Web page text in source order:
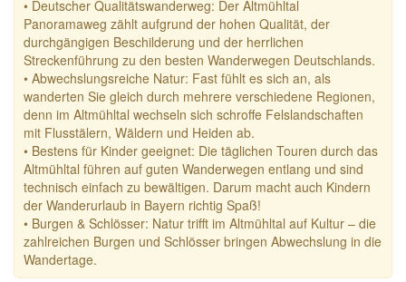
• Deutscher Qualitätswanderweg: Der Altmühltal
Panoramaweg zählt aufgrund der hohen Qualität, der
durchgängigen Beschilderung und der herrlichen
Streckenführung zu den besten Wanderwegen Deutschlands.
• Abwechslungsreiche Natur: Fast fühlt es sich an, als
wanderten Sie gleich durch mehrere verschiedene Regionen,
denn im Altmühltal wechseln sich schroffe Felslandschaften
mit Flusstälern, Wäldern und Heiden ab.
• Bestens für Kinder geeignet: Die täglichen Touren durch das
Altmühltal führen auf guten Wanderwegen entlang und sind
technisch einfach zu bewältigen. Darum macht auch Kindern
der Wanderurlaub in Bayern richtig Spaß!
• Burgen & Schlösser: Natur trifft im Altmühltal auf Kultur – die
zahlreichen Burgen und Schlösser bringen Abwechslung in die
Wandertage.